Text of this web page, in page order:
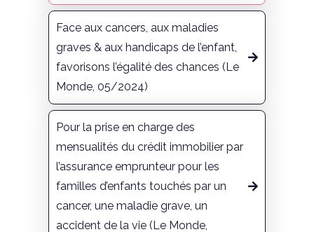
Face aux cancers, aux maladies
graves & aux handicaps de l’enfant,
favorisons l’égalité des chances (Le
Monde, 05/2024)
Pour la prise en charge des
mensualités du crédit immobilier par
l’assurance emprunteur pour les
familles d’enfants touchés par un
cancer, une maladie grave, un
accident de la vie (Le Monde,